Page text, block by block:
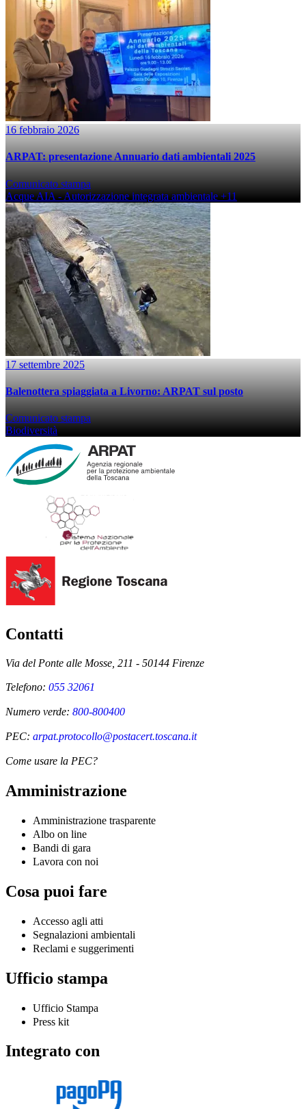
16 febbraio 2026
ARPAT: presentazione Annuario dati ambientali 2025
Comunicato stampa
Acque AIA - Autorizzazione integrata ambientale +11
17 settembre 2025
Balenottera spiaggiata a Livorno: ARPAT sul posto
Comunicato stampa
Biodiversità
Contatti
Via del Ponte alle Mosse, 211 - 50144 Firenze
Telefono: 055 32061
Numero verde: 800-800400
PEC: arpat.protocollo@postacert.toscana.it
Come usare la PEC?
Amministrazione
Amministrazione trasparente
Albo on line
Bandi di gara
Lavora con noi
Cosa puoi fare
Accesso agli atti
Segnalazioni ambientali
Reclami e suggerimenti
Ufficio stampa
Ufficio Stampa
Press kit
Integrato con